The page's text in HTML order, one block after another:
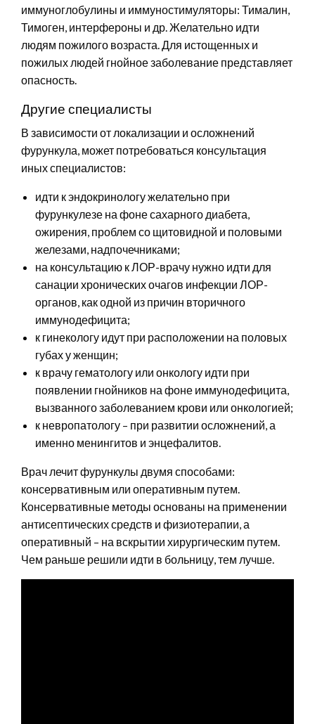
иммуноглобулины и иммуностимуляторы: Тималин,
Тимоген, интерфероны и др. Желательно идти
людям пожилого возраста. Для истощенных и
пожилых людей гнойное заболевание представляет
опасность.
Другие специалисты
В зависимости от локализации и осложнений
фурункула, может потребоваться консультация
иных специалистов:
идти к эндокринологу желательно при
фурункулезе на фоне сахарного диабета,
ожирения, проблем со щитовидной и половыми
железами, надпочечниками;
на консультацию к ЛОР-врачу нужно идти для
санации хронических очагов инфекции ЛОР-
органов, как одной из причин вторичного
иммунодефицита;
к гинекологу идут при расположении на половых
губах у женщин;
к врачу гематологу или онкологу идти при
появлении гнойников на фоне иммунодефицита,
вызванного заболеванием крови или онкологией;
к невропатологу – при развитии осложнений, а
именно менингитов и энцефалитов.
Врач лечит фурункулы двумя способами:
консервативным или оперативным путем.
Консервативные методы основаны на применении
антисептических средств и физиотерапии, а
оперативный – на вскрытии хирургическим путем.
Чем раньше решили идти в больницу, тем лучше.